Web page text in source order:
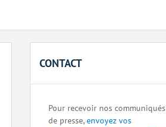
CONTACT
Pour recevoir nos communiqués
de presse,envoyez vos